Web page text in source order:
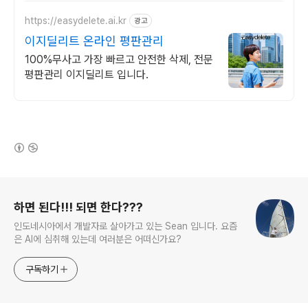
https://easydelete.ai.kr 광고
이지딜리트 온라인 평판관리
100%무사고 가장 빠르고 안전한 삭제, 전문
평판관리 이지딜리트 입니다.
하면 된다!!! 되면 한다???
인도네시아에서 개발자로 살아가고 있는 Sean 입니다. 요즘
은 AI에 심취해 있는데 여러분은 어떠신가요?
구독하기